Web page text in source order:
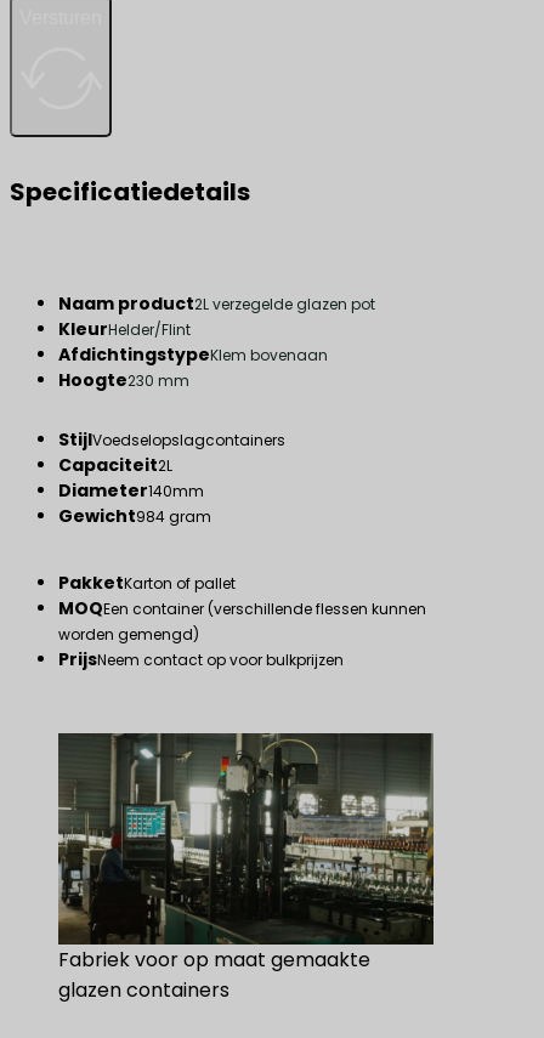
Specificatiedetails
Naam product2L verzegelde glazen pot
KleurHelder/Flint
AfdichtingstypeKlem bovenaan
Hoogte230 mm
StijlVoedselopslagcontainers
Capaciteit2L
Diameter140mm
Gewicht984 gram
PakketKarton of pallet
MOQEen container (verschillende flessen kunnen
worden gemengd)
PrijsNeem contact op voor bulkprijzen
Fabriek voor op maat gemaakte
glazen containers